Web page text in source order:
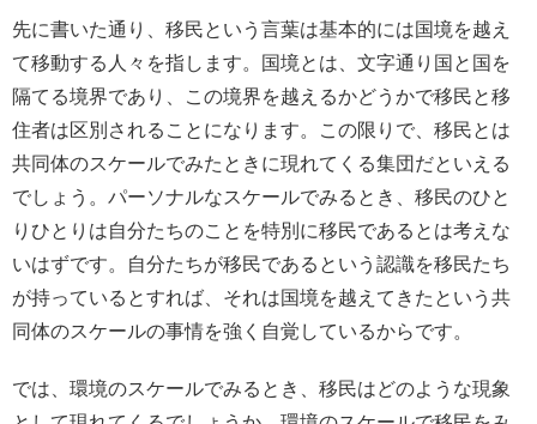
先に書いた通り、移民という言葉は基本的には国境を越え
て移動する人々を指します。国境とは、文字通り国と国を
隔てる境界であり、この境界を越えるかどうかで移民と移
住者は区別されることになります。この限りで、移民とは
共同体のスケールでみたときに現れてくる集団だといえる
でしょう。パーソナルなスケールでみるとき、移民のひと
りひとりは自分たちのことを特別に移民であるとは考えな
いはずです。自分たちが移民であるという認識を移民たち
が持っているとすれば、それは国境を越えてきたという共
同体のスケールの事情を強く自覚しているからです。
では、環境のスケールでみるとき、移民はどのような現象